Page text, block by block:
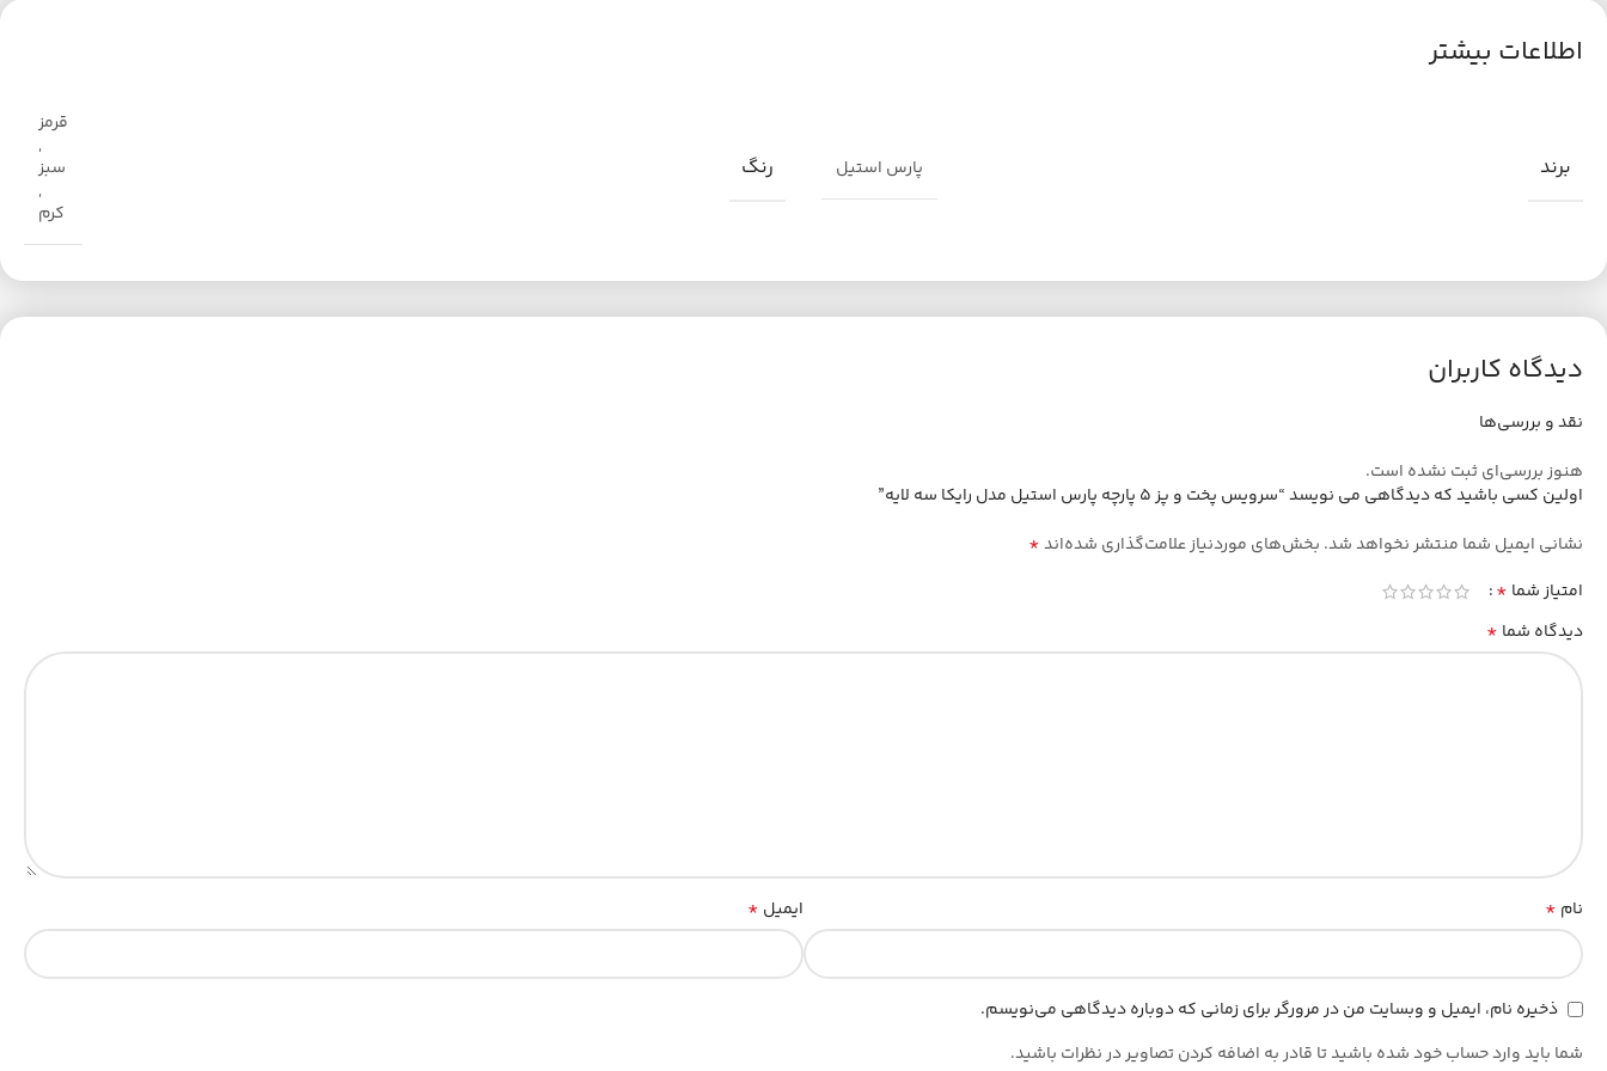
اطلاعات بیشتر
برند پارس استیل رنگ
قرمز
,
سبز
,
کرم
دیدگاه کاربران
نقد و بررسی‌ها
هنوز بررسی‌ای ثبت نشده است.
اولین کسی باشید که دیدگاهی می نویسد “سرویس پخت و پز 5 پارچه پارس استیل مدل رایکا سه لایه”
نشانی ایمیل شما منتشر نخواهد شد. بخش‌های موردنیاز علامت‌گذاری شده‌اند*
امتیاز شما *
دیدگاه شما *
نام * ایمیل *
ذخیره نام، ایمیل و وبسایت من در مرورگر برای زمانی که دوباره دیدگاهی می‌نویسم.
شما باید وارد حساب خود شده باشید تا قادر به اضافه کردن تصاویر در نظرات باشید.